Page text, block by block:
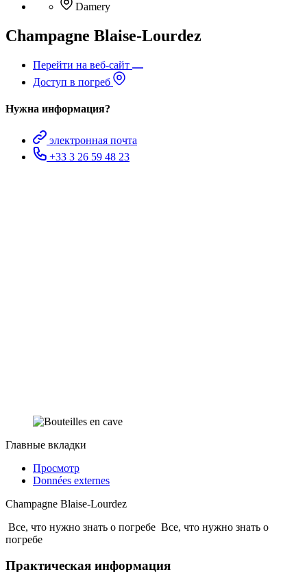
Damery
Champagne Blaise-Lourdez
Перейти на веб-сайт
Доступ в погреб
Нужна информация?
электронная почта
+33 3 26 59 48 23
Главные вкладки
Просмотр
Données externes
Champagne Blaise-Lourdez
Все, что нужно знать о погребе Все, что нужно знать о
погребе
Практическая информация